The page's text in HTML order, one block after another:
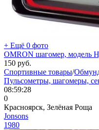
+ Ещё 0 фото
OMRON шагомер, модель
150 руб.
Спортивные товары/
Пульсометры, шагомеры,
08:59:28
0
Красноярск, Зелёная Роща
Jonsons
1980